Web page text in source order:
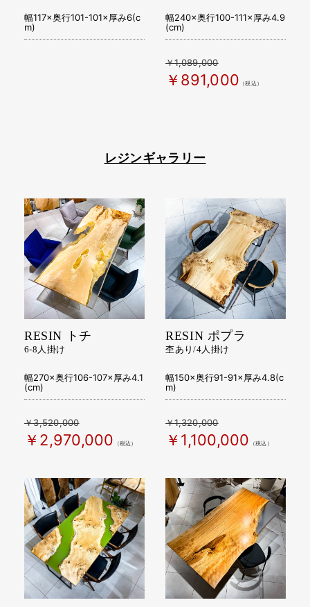
幅117×奥行101-101×厚み6(c
m)
幅240×奥行100-111×厚み4.9
(cm)
￥1,089,000
￥891,000 （税込）
レジンギャラリー
RESIN トチ
6-8人掛け
幅270×奥行106-107×厚み4.1
(cm)
￥3,520,000
￥2,970,000 （税込）
RESIN ポプラ
杢あり/4人掛け
幅150×奥行91-91×厚み4.8(c
m)
￥1,320,000
￥1,100,000 （税込）